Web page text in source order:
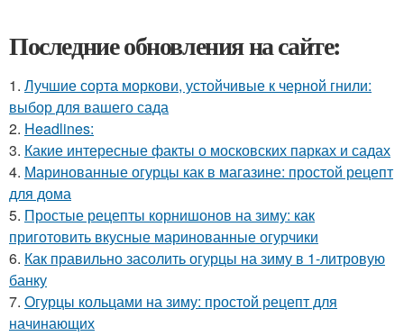
Последние обновления на сайте:
1. Лучшие сорта моркови, устойчивые к черной гнили:
выбор для вашего сада
2. Headlines:
3. Какие интересные факты о московских парках и садах
4. Маринованные огурцы как в магазине: простой рецепт
для дома
5. Простые рецепты корнишонов на зиму: как
приготовить вкусные маринованные огурчики
6. Как правильно засолить огурцы на зиму в 1-литровую
банку
7. Огурцы кольцами на зиму: простой рецепт для
начинающих